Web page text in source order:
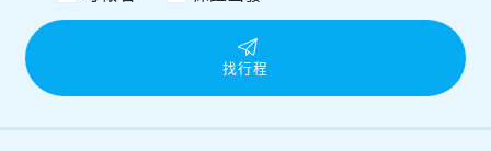
找行程